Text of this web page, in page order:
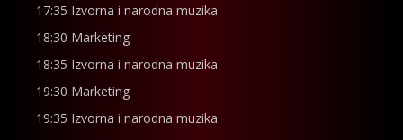
17:35 Izvorna i narodna muzika
18:30 Marketing
18:35 Izvorna i narodna muzika
19:30 Marketing
19:35 Izvorna i narodna muzika